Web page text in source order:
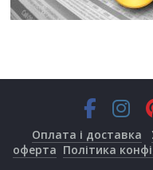
Оплата і доставка
оферта Політика